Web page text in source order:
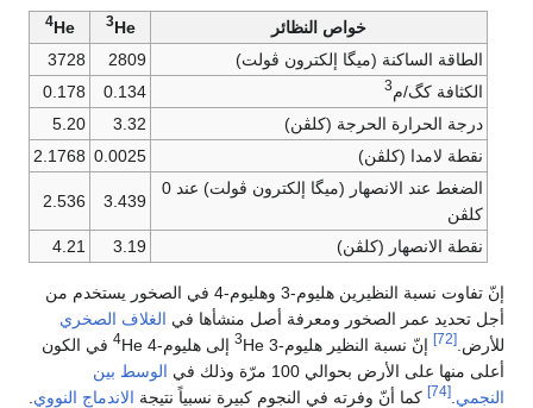
خواص النظائر 3He
4He
الطاقة الساكنة (ميگا إلكترون ڤولت)
2809
3728
الكثافة كگ/م3
0.134
0.178
درجة الحرارة الحرجة (كلڤن)
3.32
5.20
نقطة لامدا (كلڤن)
0.0025
2.1768
الضغط عند الانصهار (ميگا إلكترون ڤولت) عند 0
كلڤن
3.439
2.536
نقطة الانصهار (كلڤن) 3.19
4.21
إنّ تفاوت نسبة النظيرين هليوم-3 وهليوم-4 في الصخور يستخدم من
أجل تحديد عمر الصخور ومعرفة أصل منشأها في الغلاف الصخري
للأرض. [72] إنّ نسبة النظير هليوم-3 3He إلى هليوم-4 4 He في الكون
أعلى منها على الأرض بحوالي 100 مرّة وذلك في
الوسط بين
النجمي [74] كما أنّ وفرته في النجوم كبيرة نسبياً نتيجة الاندماج النووي